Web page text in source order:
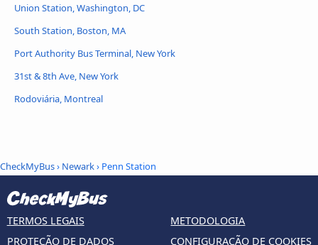
Union Station, Washington, DC
South Station, Boston, MA
Port Authority Bus Terminal, New York
31st & 8th Ave, New York
Rodoviária, Montreal
CheckMyBus› Newark› Penn Station
TERMOS LEGAIS
PROTEÇÃO DE DADOS
METODOLOGIA
CONFIGURAÇÃO DE COOKIES